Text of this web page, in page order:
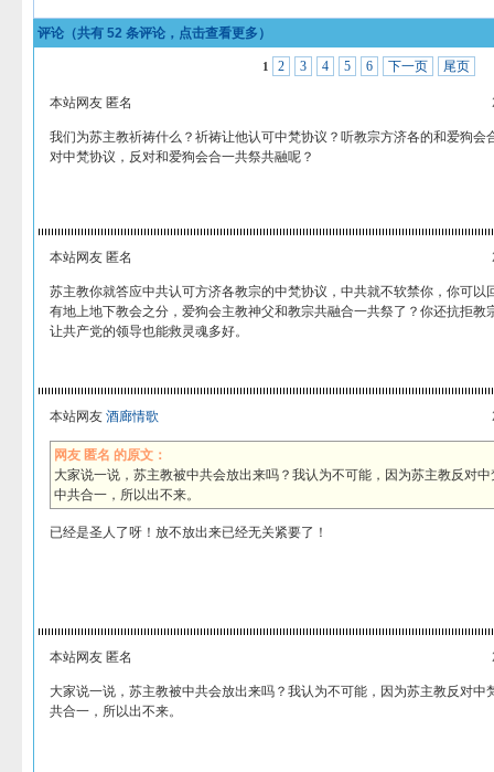
评论（共有 52 条评论，点击查看更多）
1 2 3 4 5 6 下一页 尾页
本站网友 匿名
我们为苏主教祈祷什么？祈祷让他认可中梵协议？听教宗方济各的和爱狗会
对中梵协议，反对和爱狗会合一共祭共融呢？
本站网友 匿名
苏主教你就答应中共认可方济各教宗的中梵协议，中共就不软禁你，你可以
有地上地下教会之分，爱狗会主教神父和教宗共融合一共祭了？你还抗拒教
让共产党的领导也能救灵魂多好。
本站网友 酒廊情歌
网友 匿名 的原文：
大家说一说，苏主教被中共会放出来吗？我认为不可能，因为苏主教反对
中共合一，所以出不来。
已经是圣人了呀！放不放出来已经无关紧要了！
本站网友 匿名
大家说一说，苏主教被中共会放出来吗？我认为不可能，因为苏主教反对中
共合一，所以出不来。